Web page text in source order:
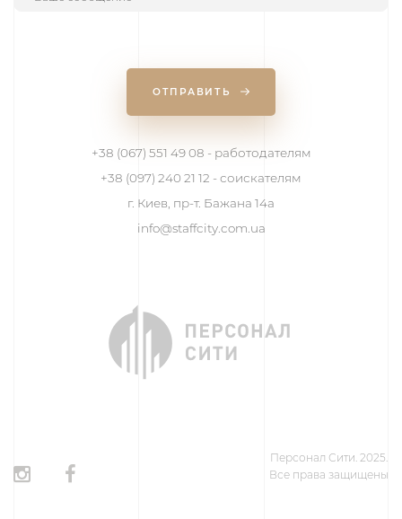
+38 (067) 551 49 08 - работодателям
+38 (097) 240 21 12 - соискателям
г. Киев, пр-т. Бажана 14а
info@staffcity.com.ua
ОТПРАВИТЬ
Персонал Сити. 2025.
Все права защищены